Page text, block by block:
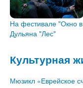
На фестивале "Окно
Дульяна "Лес"
Культурная
Мюзикл «Еврейское